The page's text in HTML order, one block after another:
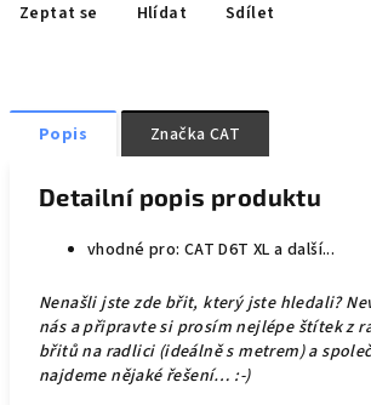
Zeptat se Hlídat Sdílet
Popis Značka CAT
Detailní popis produktu
vhodné pro: CAT D6T XL a další...
Nenašli jste zde břit, který jste hledali?
nás a připravte si prosím nejlépe štítek z
břitů na radlici (ideálně s metrem) a
najdeme nějaké řešení… :-)